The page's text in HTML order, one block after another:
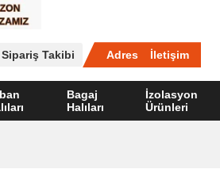
Sipariş Takibi Adres İletişim
Bagaj
Halıları
İzolasyon
Ürünleri